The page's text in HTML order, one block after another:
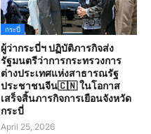
กระบี่
ผู้ว่ากระบี่ฯ ปฏิบัติภารกิจส่ง
รัฐมนตรีว่าการกระทรวงการ
ต่างประเทศแห่งสาธารณรัฐ
ประชาชนจีน🇨🇳 ในโอกาส
เสร็จสิ้นภารกิจการเยือนจังหวัด
กระบี่
April 25, 2026